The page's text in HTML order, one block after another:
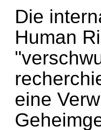
Die
Human
eine